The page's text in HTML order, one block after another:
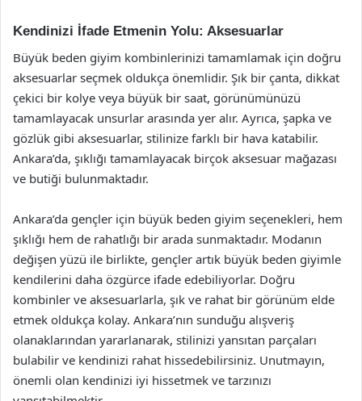
Kendinizi İfade Etmenin Yolu: Aksesuarlar
Büyük beden giyim kombinlerinizi tamamlamak için doğru
aksesuarlar seçmek oldukça önemlidir. Şık bir çanta, dikkat
çekici bir kolye veya büyük bir saat, görünümünüzü
tamamlayacak unsurlar arasında yer alır. Ayrıca, şapka ve
gözlük gibi aksesuarlar, stilinize farklı bir hava katabilir.
Ankara’da, şıklığı tamamlayacak birçok aksesuar mağazası
ve butiği bulunmaktadır.
Ankara’da gençler için büyük beden giyim seçenekleri, hem
şıklığı hem de rahatlığı bir arada sunmaktadır. Modanın
değişen yüzü ile birlikte, gençler artık büyük beden giyimle
kendilerini daha özgürce ifade edebiliyorlar. Doğru
kombinler ve aksesuarlarla, şık ve rahat bir görünüm elde
etmek oldukça kolay. Ankara’nın sunduğu alışveriş
olanaklarından yararlanarak, stilinizi yansıtan parçaları
bulabilir ve kendinizi rahat hissedebilirsiniz. Unutmayın,
önemli olan kendinizi iyi hissetmek ve tarzınızı